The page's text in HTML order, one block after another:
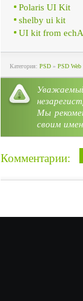
Polaris UI Kit
shelby ui kit
UI kit from
Категория: PSD » PSD Web
Мы
своим
Комментарии: